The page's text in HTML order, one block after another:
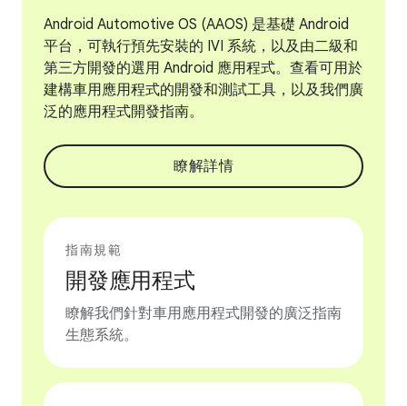
Android Automotive OS (AAOS) 是基礎 Android
平台，可執行預先安裝的 IVI 系統，以及由二級和
第三方開發的選用 Android 應用程式。查看可用於
建構車用應用程式的開發和測試工具，以及我們廣
泛的應用程式開發指南。
瞭解詳情
指南規範
開發應用程式
瞭解我們針對車用應用程式開發的廣泛指南
生態系統。